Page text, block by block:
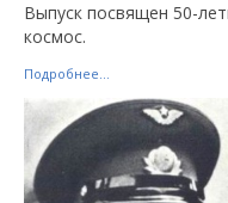
Выпуск посвящен 50-
космос.
Подробнее...